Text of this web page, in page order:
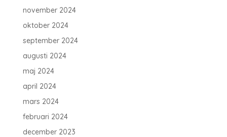
november 2024
oktober 2024
september 2024
augusti 2024
maj 2024
april 2024
mars 2024
februari 2024
december 2023